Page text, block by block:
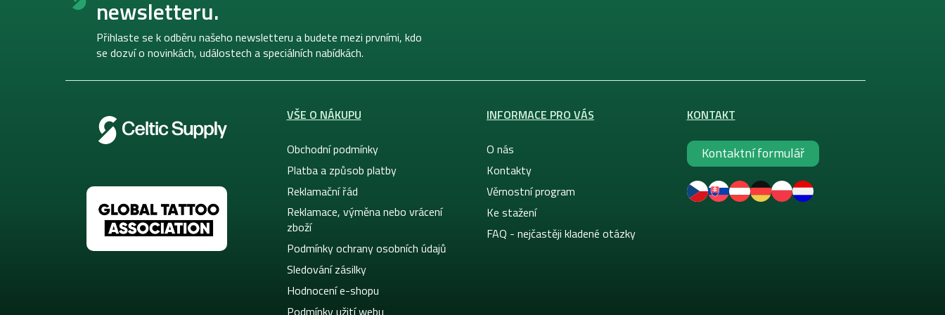
newsletteru.
Přihlaste se k odběru našeho newsletteru a budete mezi prvními, kdo
se dozví o novinkách, událostech a speciálních nabídkách.
VŠE O NÁKUPU
Obchodní podmínky
Platba a způsob platby
Reklamační řád
Reklamace, výměna nebo vrácení
zboží
Podmínky ochrany osobních údajů
Sledování zásilky
Hodnocení e-shopu
Podmínky užití webu
INFORMACE PRO VÁS
O nás
Kontakty
Věrnostní program
Ke stažení
FAQ - nejčastěji kladené otázky
KONTAKT
Kontaktní formulář